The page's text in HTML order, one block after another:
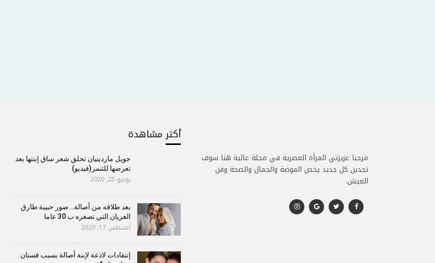
مرحبا عزيزتي المرأة العصرية في مجلة عالية هنا سوف
تجدين كل جديد يخص الموضة والجمال والصحة وفن
العيش.
أكتر مشاهدة
جويل ماردينيان تحلق شعر ساق إبنتها بعد
تعرضها للتنمر(فيديو)
يونيو 25, 2020
بعد طلاقه من أصالة.. صور حبيبة طارق
العريان التي تصغره ب 30 عاما
أغسطس 17, 2020
إنتقادات لاذعة لإبنة أصالة بسبب فستان